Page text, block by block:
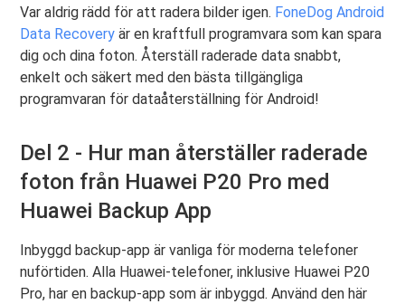
Var aldrig rädd för att radera bilder igen. FoneDog Android
Data Recovery är en kraftfull programvara som kan spara
dig och dina foton. Återställ raderade data snabbt,
enkelt och säkert med den bästa tillgängliga
programvaran för dataåterställning för Android!
Del 2 - Hur man återställer raderade
foton från Huawei P20 Pro med
Huawei Backup App
Inbyggd backup-app är vanliga för moderna telefoner
nuförtiden. Alla Huawei-telefoner, inklusive Huawei P20
Pro, har en backup-app som är inbyggd. Använd den här